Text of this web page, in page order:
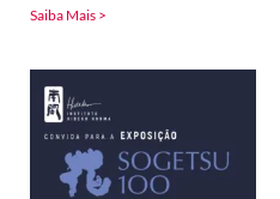
Saiba Mais >